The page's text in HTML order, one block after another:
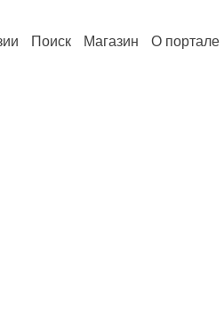
Поиск Магазин О портале